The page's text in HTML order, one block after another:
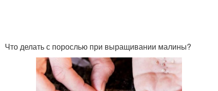
Что делать с порослью при выращивании малины?